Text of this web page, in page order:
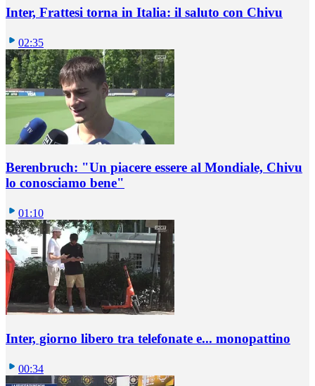
Inter, Frattesi torna in Italia: il saluto con Chivu
02:35
Berenbruch: "Un piacere essere al Mondiale, Chivu
lo conosciamo bene"
01:10
Inter, giorno libero tra telefonate e... monopattino
00:34